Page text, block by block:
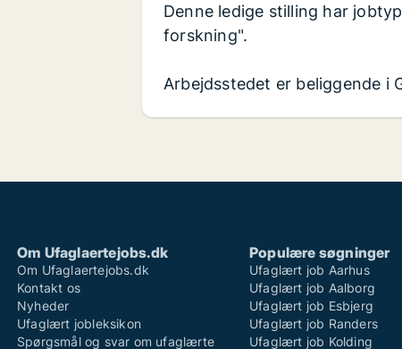
Denne ledige stilling har
forskning".
Arbejdsstedet er beliggende i
Om Ufaglaertejobs.dk
Om Ufaglaertejobs.dk
Kontakt os
Nyheder
Ufaglært jobleksikon
Spørgsmål og svar om ufaglærte
Populære søgninger
Ufaglært job Aarhus
Ufaglært job Aalborg
Ufaglært job Esbjerg
Ufaglært job Randers
Ufaglært job Kolding